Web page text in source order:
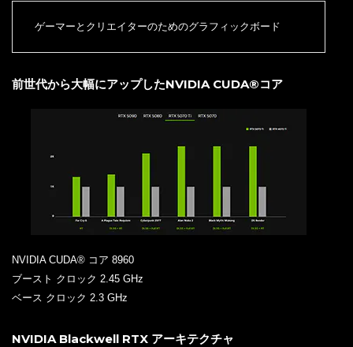
ゲーマーとクリエイターのためのグラフィックボード
前世代から大幅にアップしたNVIDIA CUDA®コア
NVIDIA CUDA® コア 8960
ブースト クロック 2.45 GHz
ベース クロック 2.3 GHz
NVIDIA Blackwell RTX アーキテクチャ